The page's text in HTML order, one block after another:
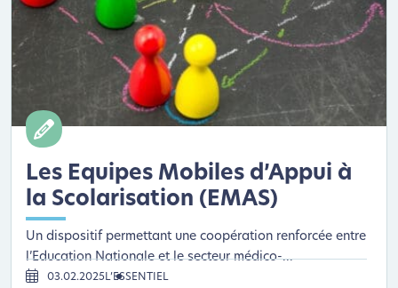
Les Equipes Mobiles d’Appui à
la Scolarisation (EMAS)
Un dispositif permettant une coopération renforcée entre
l’Education Nationale et le secteur médico-...
03.02.2025 L’ESSENTIEL